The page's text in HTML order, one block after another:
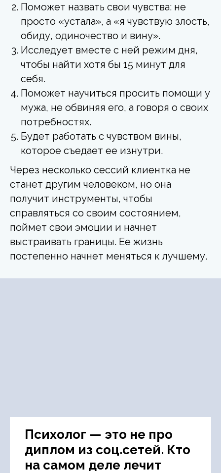
Поможет назвать свои чувства: не
просто «устала», а «я чувствую злость,
обиду, одиночество и вину».
Исследует вместе с ней режим дня,
чтобы найти хотя бы 15 минут для
себя.
Поможет научиться просить помощи у
мужа, не обвиняя его, а говоря о своих
потребностях.
Будет работать с чувством вины,
которое съедает ее изнутри.
Через несколько сессий клиентка не
станет другим человеком, но она
получит инструменты, чтобы
справляться со своим состоянием,
поймет свои эмоции и начнет
выстраивать границы. Ее жизнь
постепенно начнет меняться к лучшему.
Психолог — это не про
диплом из соц.сетей. Кто
на самом деле лечит